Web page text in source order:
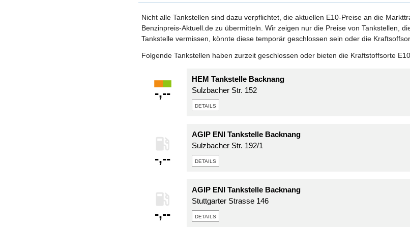
Nicht alle Tankstellen sind dazu verpflichtet, die aktuellen E10-Preise an die
Benzinpreis-Aktuell.de zu übermitteln. Wir zeigen nur die Preise von Tankstellen,
Tankstelle vermissen, könnte diese temporär geschlossen sein oder die
Folgende Tankstellen haben zurzeit geschlossen oder bieten die Kraftstoffsorte
-,--
HEM Tankstelle Backnang
Sulzbacher Str. 152
details
-,--
AGIP ENI Tankstelle Backnang
Sulzbacher Str. 192/1
details
-,--
AGIP ENI Tankstelle Backnang
Stuttgarter Strasse 146
details